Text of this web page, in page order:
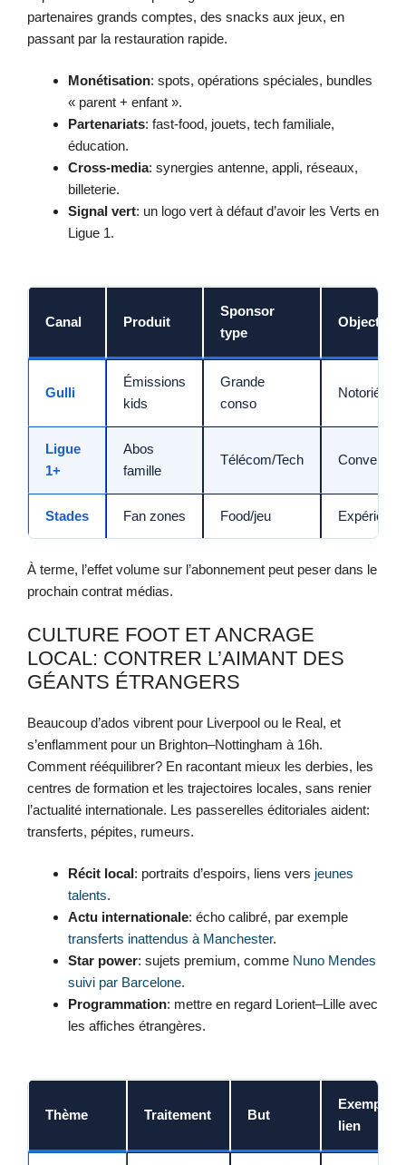
partenaires grands comptes, des snacks aux jeux, en
passant par la restauration rapide.
Monétisation: spots, opérations spéciales, bundles
« parent + enfant ».
Partenariats: fast-food, jouets, tech familiale,
éducation.
Cross-media: synergies antenne, appli, réseaux,
billeterie.
Signal vert: un logo vert à défaut d’avoir les Verts en
Ligue 1.
Canal Produit
Sponsor
type
Objectif
Gulli
Émissions
kids
Grande
conso
Notoriété
Ligue
1+
Abos
famille
Télécom/Tech Conversion
Stades Fan zones Food/jeu Expérience
À terme, l’effet volume sur l’abonnement peut peser dans le
prochain contrat médias.
CULTURE FOOT ET ANCRAGE
LOCAL: CONTRER L’AIMANT DES
GÉANTS ÉTRANGERS
Beaucoup d’ados vibrent pour Liverpool ou le Real, et
s’enflamment pour un Brighton–Nottingham à 16h.
Comment rééquilibrer? En racontant mieux les derbies, les
centres de formation et les trajectoires locales, sans renier
l’actualité internationale. Les passerelles éditoriales aident:
transferts, pépites, rumeurs.
Récit local: portraits d’espoirs, liens vers jeunes
talents.
Actu internationale: écho calibré, par exemple
transferts inattendus à Manchester.
Star power: sujets premium, comme Nuno Mendes
suivi par Barcelone.
Programmation: mettre en regard Lorient–Lille avec
les affiches étrangères.
Thème Traitement But
Exemple
lien